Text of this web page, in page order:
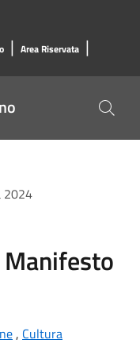
| Area Riservata |
2024
Manifesto
, Cultura